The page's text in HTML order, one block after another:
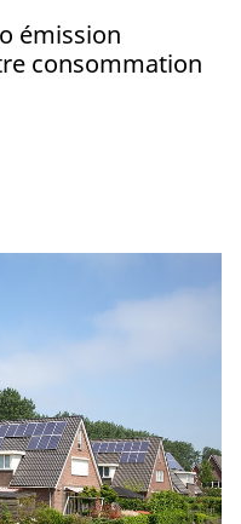
émission
consommation